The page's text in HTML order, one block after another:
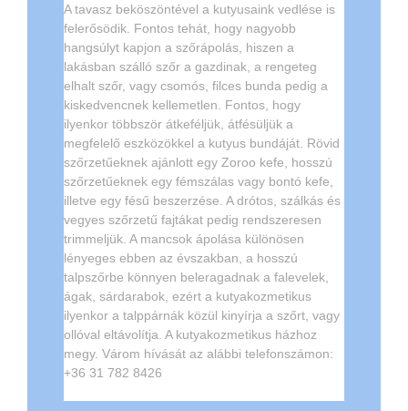
A tavasz beköszöntével a kutyusaink vedlése is
felerősödik. Fontos tehát, hogy nagyobb
hangsúlyt kapjon a szőrápolás, hiszen a
lakásban szálló szőr a gazdinak, a rengeteg
elhalt szőr, vagy csomós, filces bunda pedig a
kiskedvencnek kellemetlen. Fontos, hogy
ilyenkor többször átkeféljük, átfésüljük a
megfelelő eszközökkel a kutyus bundáját. Rövid
szőrzetűeknek ajánlott egy Zoroo kefe, hosszú
szőrzetűeknek egy fémszálas vagy bontó kefe,
illetve egy fésű beszerzése. A drótos, szálkás és
vegyes szőrzetű fajtákat pedig rendszeresen
trimmeljük. A mancsok ápolása különösen
lényeges ebben az évszakban, a hosszú
talpszőrbe könnyen beleragadnak a falevelek,
ágak, sárdarabok, ezért a kutyakozmetikus
ilyenkor a talppárnák közül kinyírja a szőrt, vagy
ollóval eltávolítja. A kutyakozmetikus házhoz
megy. Várom hívását az alábbi telefonszámon:
+36 31 782 8426